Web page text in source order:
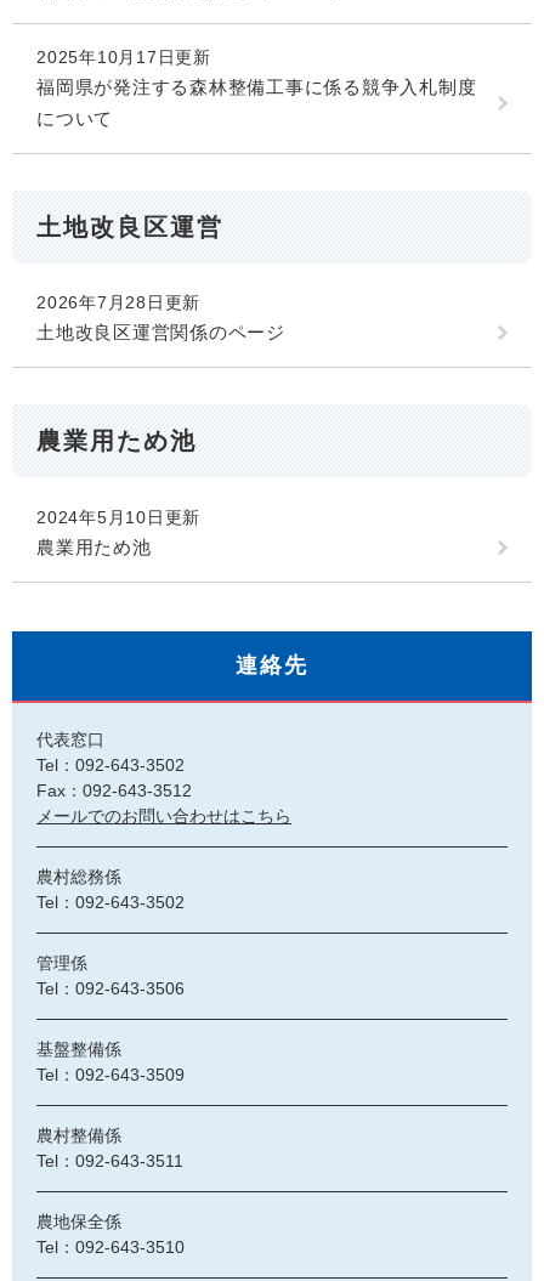
2025年10月17日更新
福岡県が発注する森林整備工事に係る競争入札制度
について
土地改良区運営
2026年7月28日更新
土地改良区運営関係のページ
農業用ため池
2024年5月10日更新
農業用ため池
連絡先
代表窓口
Tel：092-643-3502
Fax：092-643-3512
メールでのお問い合わせはこちら
農村総務係
Tel：092-643-3502
管理係
Tel：092-643-3506
基盤整備係
Tel：092-643-3509
農村整備係
Tel：092-643-3511
農地保全係
Tel：092-643-3510